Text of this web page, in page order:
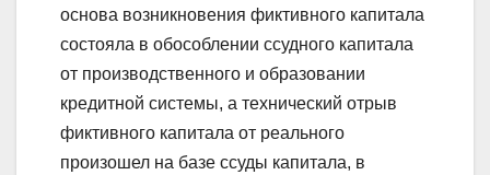
основа возникновения фиктивного капитала
состояла в обособлении ссудного капитала
от производственного и образовании
кредитной системы, а технический отрыв
фиктивного капитала от реального
произошел на базе ссуды капитала, в